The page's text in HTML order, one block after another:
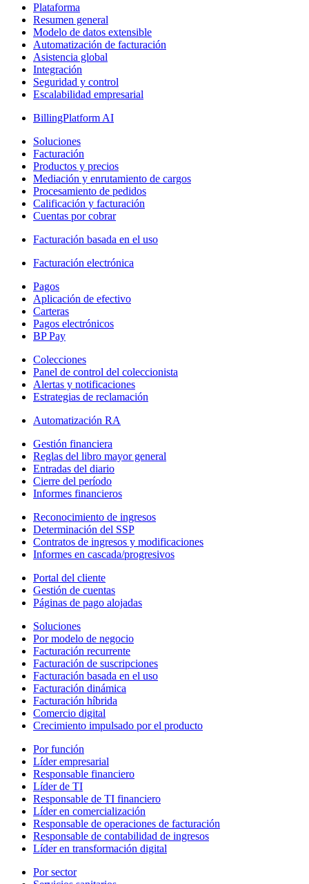
Plataforma
Resumen general
Modelo de datos extensible
Automatización de facturación
Asistencia global
Integración
Seguridad y control
Escalabilidad empresarial
BillingPlatform AI
Soluciones
Facturación
Productos y precios
Mediación y enrutamiento de cargos
Procesamiento de pedidos
Calificación y facturación
Cuentas por cobrar
Facturación basada en el uso
Facturación electrónica
Pagos
Aplicación de efectivo
Carteras
Pagos electrónicos
BP Pay
Colecciones
Panel de control del coleccionista
Alertas y notificaciones
Estrategias de reclamación
Automatización RA
Gestión financiera
Reglas del libro mayor general
Entradas del diario
Cierre del período
Informes financieros
Reconocimiento de ingresos
Determinación del SSP
Contratos de ingresos y modificaciones
Informes en cascada/progresivos
Portal del cliente
Gestión de cuentas
Páginas de pago alojadas
Soluciones
Por modelo de negocio
Facturación recurrente
Facturación de suscripciones
Facturación basada en el uso
Facturación dinámica
Facturación híbrida
Comercio digital
Crecimiento impulsado por el producto
Por función
Líder empresarial
Responsable financiero
Líder de TI
Responsable de TI financiero
Líder en comercialización
Responsable de operaciones de facturación
Responsable de contabilidad de ingresos
Líder en transformación digital
Por sector